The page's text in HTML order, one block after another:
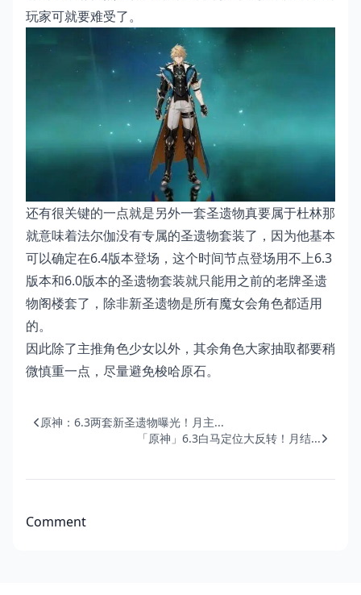
玩家可就要难受了。
还有很关键的一点就是另外一套圣遗物真要属于杜林那
就意味着法尔伽没有专属的圣遗物套装了，因为他基本
可以确定在6.4版本登场，这个时间节点登场用不上6.3
版本和6.0版本的圣遗物套装就只能用之前的老牌圣遗
物阁楼套了，除非新圣遗物是所有魔女会角色都适用
的。
因此除了主推角色少女以外，其余角色大家抽取都要稍
微慎重一点，尽量避免梭哈原石。
原神：6.3两套新圣遗物曝光！月主...
「原神」6.3白马定位大反转！月结...
Comment